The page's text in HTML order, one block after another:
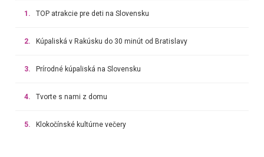
1. TOP atrakcie pre deti na Slovensku
2. Kúpaliská v Rakúsku do 30 minút od Bratislavy
3. Prírodné kúpaliská na Slovensku
4. Tvorte s nami z domu
5. Klokočínské kultúrne večery